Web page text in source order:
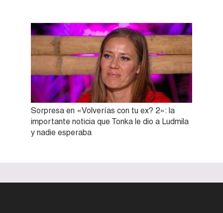
Sorpresa en «Volverías con tu ex? 2»: la
importante noticia que Tonka le dio a Ludmila
y nadie esperaba